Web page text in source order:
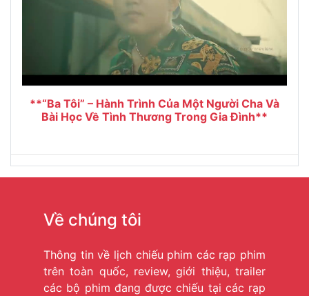
**“Ba Tôi” – Hành Trình Của Một Người Cha Và
Bài Học Về Tình Thương Trong Gia Đình**
Về chúng tôi
Thông tin về lịch chiếu phim các rạp phim
trên toàn quốc, review, giới thiệu, trailer
các bộ phim đang được chiếu tại các rạp